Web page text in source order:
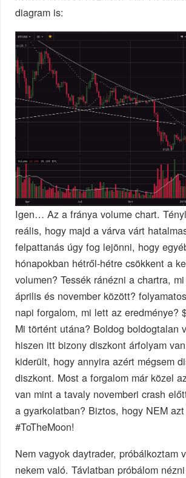
diagram is:
Igen… Az a fránya volume chart.
reális, hogy majd a várva várt
felpattanás úgy fog lejönni, hogy
hónapokban hétről-hétre csökkent a
volumen? Tessék ránézni a chartra,
április és november között?
napi forgalom, mi lett az eredménye?
Mi történt utána? Boldog boldogtalan
hiszen itt bizony diszkont árfolyam
kiderült, hogy annyira azért mégsem
diszkont. Most a forgalom már közel
van mint a tavaly novemberi crash
a gyarkolatban? Biztos, hogy NEM
#ToTheMoon!
Nem vagyok daytrader, próbálkoztam
nekem való. Távlatban próbálom